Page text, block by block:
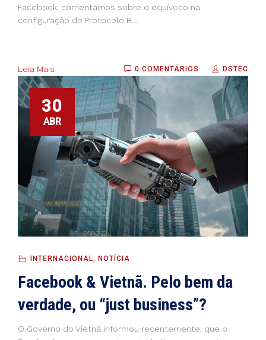
Facebook, comentamos sobre o equívoco na
configuração do Protocolo B...
Leia Mais 0 COMENTÁRIOS DSTEC
30
ABR
INTERNACIONAL NOTÍCIA
Facebook & Vietnã. Pelo bem da
verdade, ou “just business”?
O Governo do Vietnã informou recentemente, que o